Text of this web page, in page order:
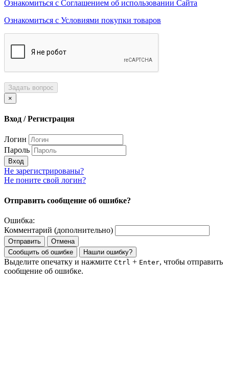
Ознакомиться с Соглашением об использовании Сайта
Ознакомиться с Условиями покупки товаров
Задать вопрос
×
Вход / Регистрация
Логин
Пароль
Вход
Не зарегистрированы?
Не поните свой логин?
Отправить сообщение об ошибке?
Ошибка:
Комментарий (дополнительно)
Отправить
Отмена
Сообщить об ошибке
Нашли ошибку?
Выделите опечатку и нажмите Ctrl + Enter, чтобы отправить
сообщение об ошибке.